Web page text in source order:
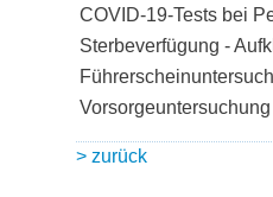
COVID-19-Tests bei
Sterbeverfügung -
Vorsorgeuntersuchung
> zurück